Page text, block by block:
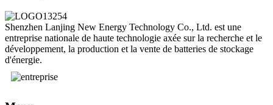
Shenzhen Lanjing New Energy Technology Co., Ltd. est une
entreprise nationale de haute technologie axée sur la recherche et le
développement, la production et la vente de batteries de stockage
d'énergie.